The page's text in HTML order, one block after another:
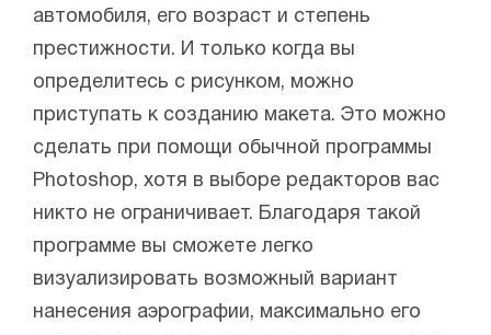
автомобиля, его возраст и степень
престижности. И только когда вы
определитесь с рисунком, можно
приступать к созданию макета. Это можно
сделать при помощи обычной программы
Photoshop, хотя в выборе редакторов вас
никто не ограничивает. Благодаря такой
программе вы сможете легко
визуализировать возможный вариант
нанесения аэрографии, максимально его